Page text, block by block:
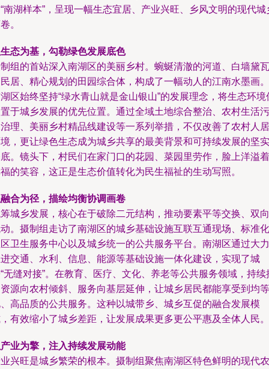
南湖样本”，呈现一幅生态宜居、产业兴旺、乡风文明的现代城
。
态为基，勾勒绿色发展底色
组的首站深入南湖区的美丽乡村。蜿蜒清澈的河道、白墙黛瓦
居、精心规划的田园综合体，构成了一幅动人的江南水墨画。
区始终坚持“绿水青山就是金山银山”的发展理念，将生态环境
于城乡发展的优先位置。通过全域土地综合整治、农村生活污
理、美丽乡村精品线建设等一系列举措，不仅改善了农村人居
，更让绿色生态成为城乡共享的最美背景和可持续发展的坚实
。镜头下，村民们在家门口的花园、菜园里劳作，脸上洋溢着
的笑容，这正是生态价值转化为民生福祉的生动写照。
合为径，描绘均衡协调画卷
城乡发展，核心在于破除二元结构，推动要素平等交换、双向
。摄制组走访了南湖区的城乡基础设施互联互通现场、标准化
卫生服务中心以及城乡统一的公共服务平台。南湖区通过大力
交通、水利、信息、能源等基础设施一体化建设，实现了城
无缝对接”。在教育、医疗、文化、养老等公共服务领域，持续
源向农村倾斜、服务向基层延伸，让城乡居民都能享受到均等
高品质的公共服务。这种以城带乡、城乡互促的融合发展模
有效缩小了城乡差距，让发展成果更多更公平惠及全体人民。
业为擎，注入持续发展动能
兴旺是城乡繁荣的根本。摄制组聚焦南湖区特色鲜明的现代农